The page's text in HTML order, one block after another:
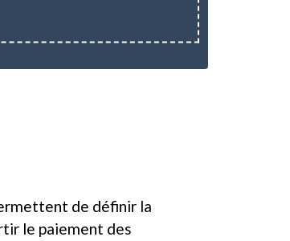
de définir la
le paiement des